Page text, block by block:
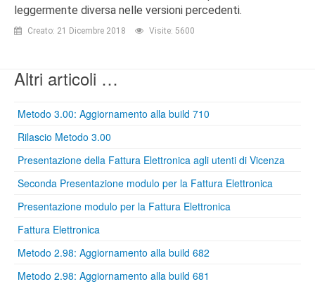
leggermente diversa nelle versioni percedenti.
Creato: 21 Dicembre 2018 Visite: 5600
Altri articoli …
Metodo 3.00: Aggiornamento alla build 710
Rilascio Metodo 3.00
Presentazione della Fattura Elettronica agli utenti di Vicenza
Seconda Presentazione modulo per la Fattura Elettronica
Presentazione modulo per la Fattura Elettronica
Fattura Elettronica
Metodo 2.98: Aggiornamento alla build 682
Metodo 2.98: Aggiornamento alla build 681